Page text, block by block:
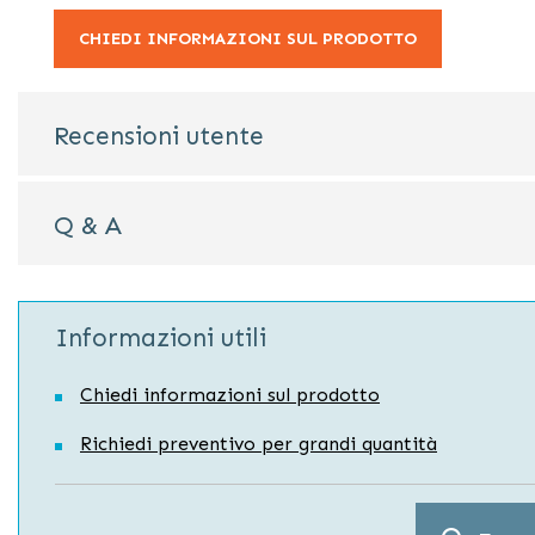
CHIEDI INFORMAZIONI SUL PRODOTTO
Recensioni utente
Q & A
Informazioni utili
Chiedi informazioni sul prodotto
Richiedi preventivo per grandi quantità